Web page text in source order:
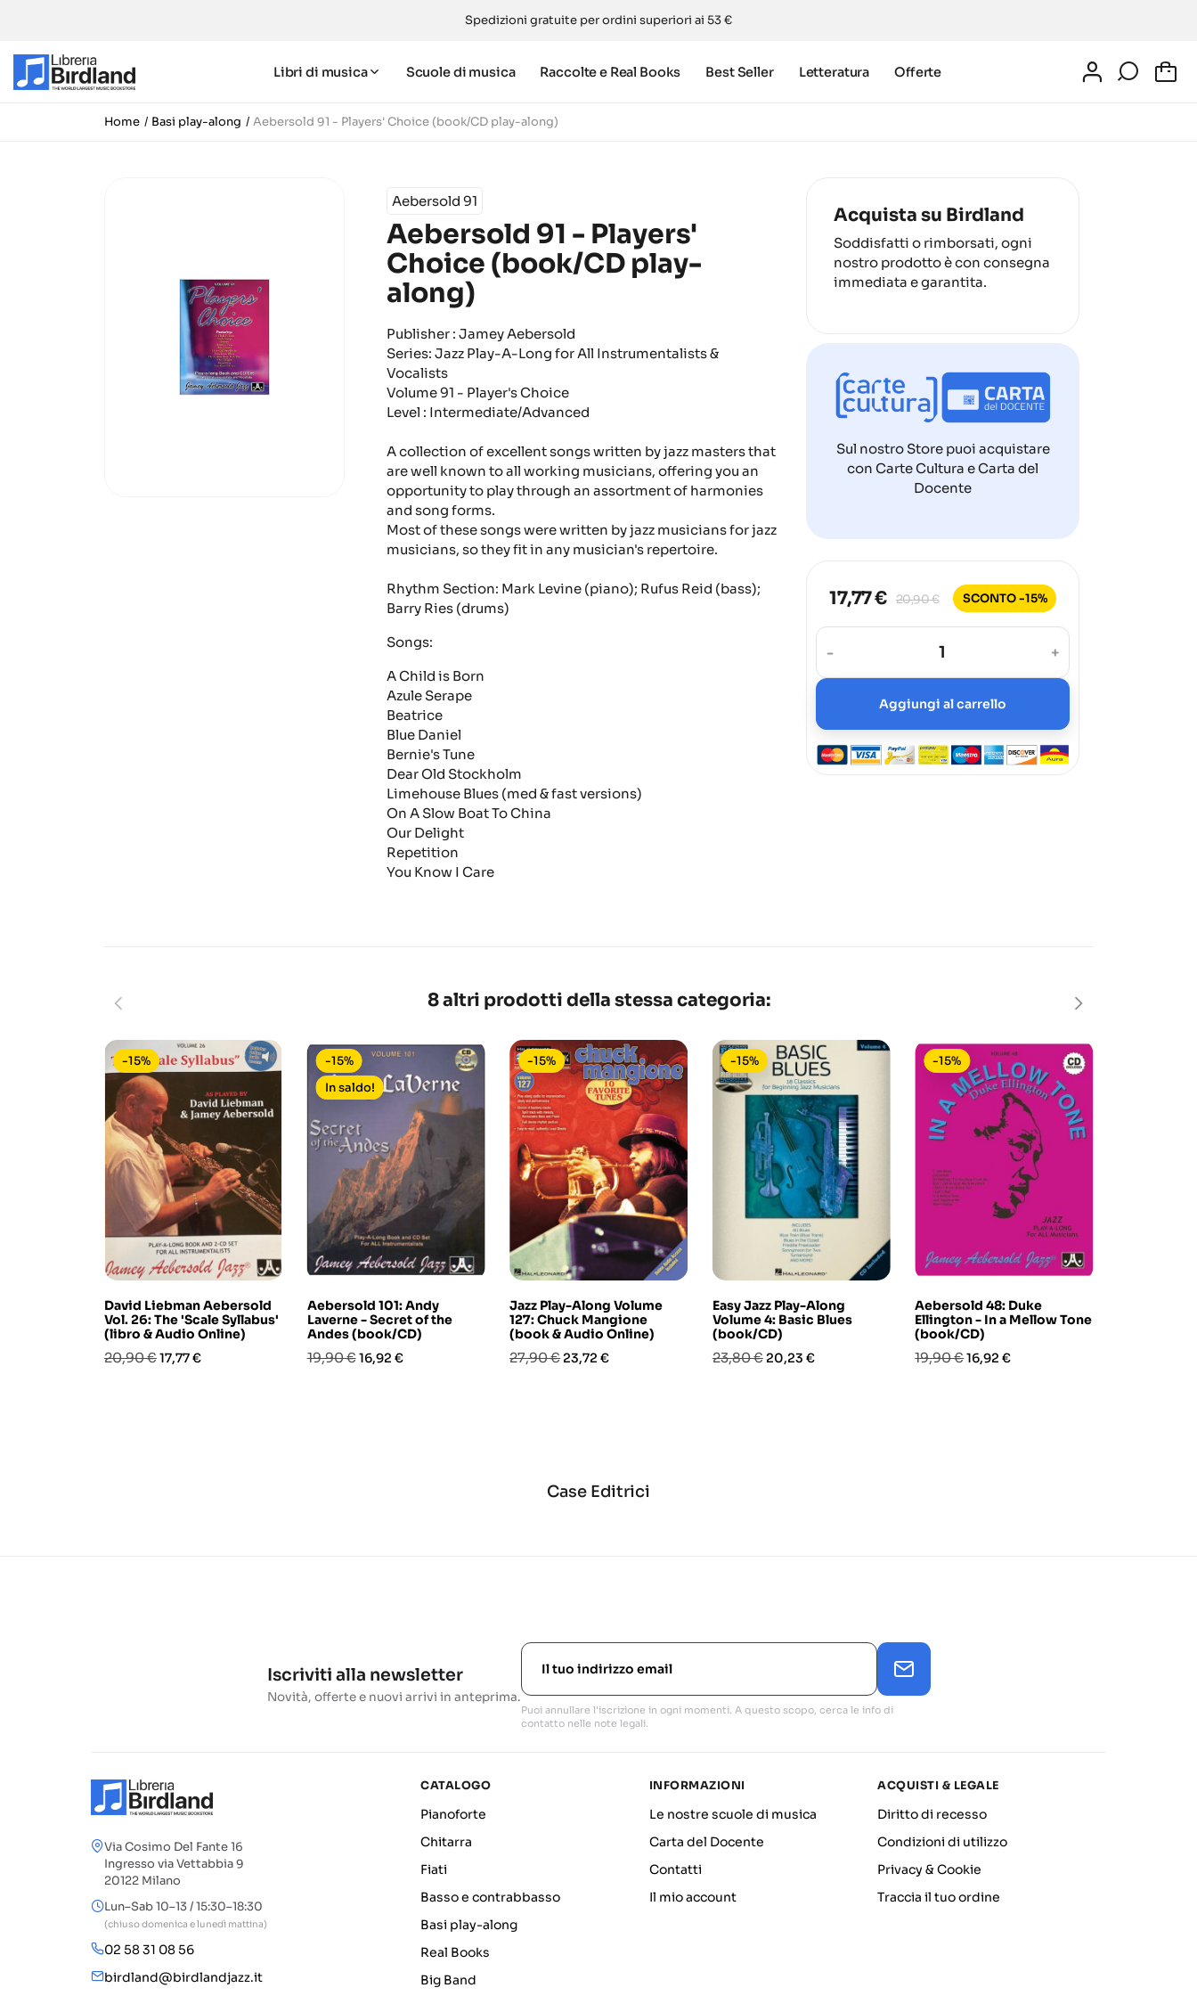
Spedizioni gratuite per ordini superiori ai 53 €
Libri di musica Scuole di musica Raccolte e Real Books Best Seller Letteratura Offerte
Home Basi play-along Aebersold 91 - Players' Choice (book/CD play-along)
Aebersold 91
Aebersold 91 - Players'
Choice (book/CD play-
along)
Publisher : Jamey Aebersold
Series: Jazz Play-A-Long for All Instrumentalists &
Vocalists
Volume 91 - Player's Choice
Level : Intermediate/Advanced
A collection of excellent songs written by jazz masters that
are well known to all working musicians, offering you an
opportunity to play through an assortment of harmonies
and song forms.
Most of these songs were written by jazz musicians for jazz
musicians, so they fit in any musician's repertoire.
Rhythm Section: Mark Levine (piano); Rufus Reid (bass);
Barry Ries (drums)
Songs:
A Child is Born
Azule Serape
Beatrice
Blue Daniel
Bernie's Tune
Dear Old Stockholm
Limehouse Blues (med & fast versions)
On A Slow Boat To China
Our Delight
Repetition
You Know I Care
Acquista su Birdland
Soddisfatti o rimborsati, ogni
nostro prodotto è con consegna
immediata e garantita.
Sul nostro Store puoi acquistare
con Carte Cultura e Carta del
Docente
17,77 € 20,90 € SCONTO -15%
- +
Aggiungi al carrello
8 altri prodotti della stessa categoria:
David Liebman Aebersold
Vol. 26: The 'Scale Syllabus'
(libro & Audio Online)
Prezzo
20,90 €Prezzo
17,77 €
-15%
Aebersold 101: Andy
Laverne - Secret of the
Andes (book/CD)
Prezzo
19,90 €Prezzo
16,92 €
-15%
In saldo!
Jazz Play-Along Volume
127: Chuck Mangione
(book & Audio Online)
Prezzo
27,90 € Prezzo
23,72 €
-15%
Easy Jazz Play-Along
Volume 4: Basic Blues
(book/CD)
Prezzo
23,80 € Prezzo
20,23 €
-15%
Aebersold 48: Duke
Ellington - In a Mellow Tone
(book/CD)
Prezzo
19,90 €Prezzo
16,92 €
-15%
Case Editrici
Iscriviti alla newsletter
Novità, offerte e nuovi arrivi in anteprima.
Puoi annullare l'iscrizione in ogni momenti. A questo scopo, cerca le info di
contatto nelle note legali.
Via Cosimo Del Fante 16
Ingresso via Vettabbia 9
20122 Milano
Lun–Sab 10–13 / 15:30–18:30
(chiuso domenica e lunedì mattina)
02 58 31 08 56
birdland@birdlandjazz.it
CATALOGO
Pianoforte
Chitarra
Fiati
Basso e contrabbasso
Basi play-along
Real Books
Big Band
INFORMAZIONI
Le nostre scuole di musica
Carta del Docente
Contatti
Il mio account
ACQUISTI & LEGALE
Diritto di recesso
Condizioni di utilizzo
Privacy & Cookie
Traccia il tuo ordine